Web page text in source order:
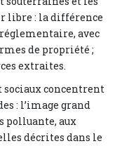
libre : la différence
avec
de propriété ;
extraites.
concentrent
: l’image grand
polluante, aux
décrites dans le